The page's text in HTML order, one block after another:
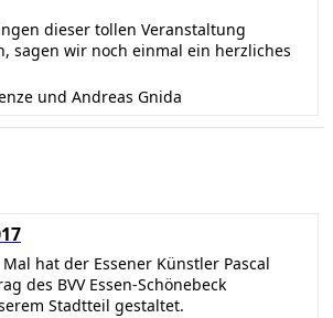
dieser tollen Veranstaltung
sagen wir noch einmal ein herzliches
und Andreas Gnida
hat der Essener Künstler Pascal
des BVV Essen-Schönebeck
Stadtteil gestaltet.